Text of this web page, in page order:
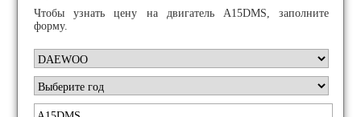
Чтобы узнать цену на двигатель A15DMS, заполните
форму.